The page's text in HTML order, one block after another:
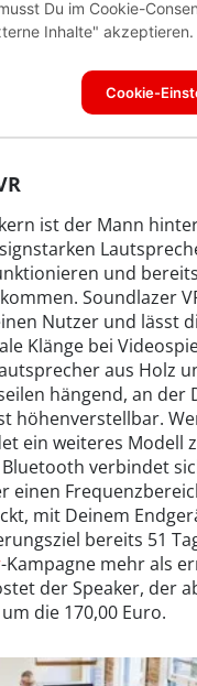
ist der Mann
und
Soundlazer
Nutzer und lässt
Klänge bei
aus Holz
hängend, an der
höhenverstellbar.
ein weiteres Modell
verbindet
einen
mit Deinem
bereits 51
-Kampagne mehr als
der Speaker, der
die 170,00 Euro.